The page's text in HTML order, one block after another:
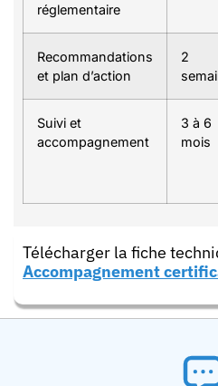
réglementaire
Recommandations
et plan d’action
2
Suivi et
accompagnement
3 à 6
mois
Télécharger la fiche
Accompagnement